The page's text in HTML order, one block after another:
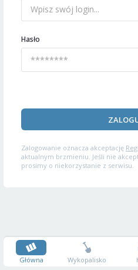
Hasło
Zalogowanie oznacza akceptację
aktualnym brzmieniu. Jeśli nie
prosimy o niekorzystanie z serwisu.
Główna Wykopalisko